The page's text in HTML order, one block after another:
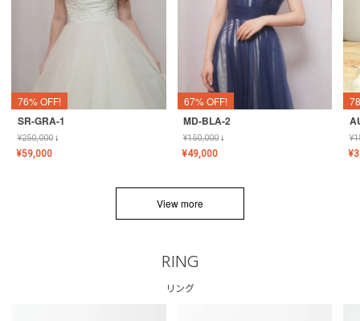
76% OFF!
SR-GRA-1
¥250,000↓
¥59,000
67% OFF!
MD-BLA-2
¥150,000↓
¥49,000
¥
¥
View more
RING
リング